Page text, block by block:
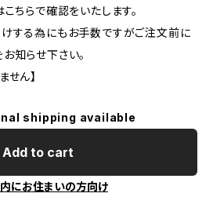
ちらで確認をいたします。
する為にもお手数ですがご注文前に
知らせ下さい。
ん】
shipping available
Add to cart
にお住まいの方向け